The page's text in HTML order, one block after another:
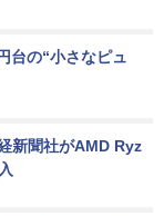
台の“小さなピュ
新聞社がAMD Ryz